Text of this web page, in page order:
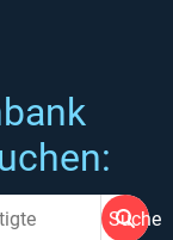
Suche